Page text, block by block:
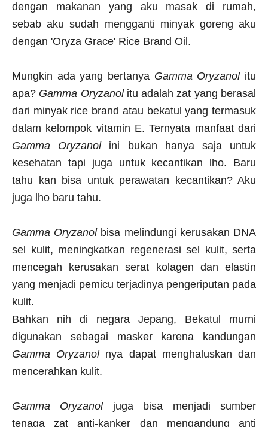
dengan makanan yang aku masak di rumah,
sebab aku sudah mengganti minyak goreng aku
dengan 'Oryza Grace' Rice Brand Oil .
Mungkin ada yang bertanya Gamma Oryzanolitu
apa? Gamma Oryzanolitu adalah zat yang berasal
dari minyak rice brand atau bekatul yang termasuk
dalam kelompok vitamin E. Ternyata manfaat dari
Gamma Oryzanolini bukan hanya saja untuk
kesehatan tapi juga untuk kecantikan lho. Baru
tahu kan bisa untuk perawatan kecantikan? Aku
juga lho baru tahu.
Gamma Oryzanolbisa melindungi kerusakan DNA
sel kulit, meningkatkan regenerasi sel kulit, serta
mencegah kerusakan serat kolagen dan elastin
yang menjadi pemicu terjadinya pengeriputan pada
kulit.
Bahkan nih di negara Jepang, Bekatul murni
digunakan sebagai masker karena kandungan
Gamma Oryzanolnya dapat menghaluskan dan
mencerahkan kulit.
Gamma Oryzanoljuga bisa menjadi sumber
tenaga zat anti-kanker dan mengandung anti